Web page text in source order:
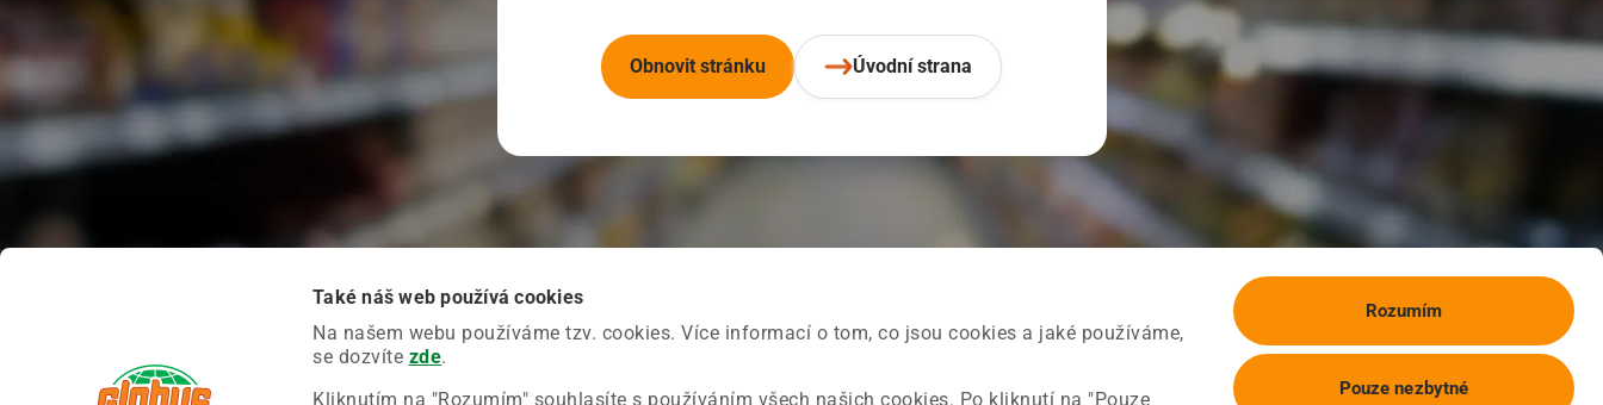
Také náš web používá cookies
Na našem webu používáme tzv. cookies. Více informací o tom, co jsou cookies a jaké používáme,
se dozvíte zde.
Kliknutím na "Rozumím" souhlasíte s používáním všech našich cookies. Po kliknutí na "Pouze
Rozumím
Pouze nezbytné
Obnovit stránku Úvodní strana